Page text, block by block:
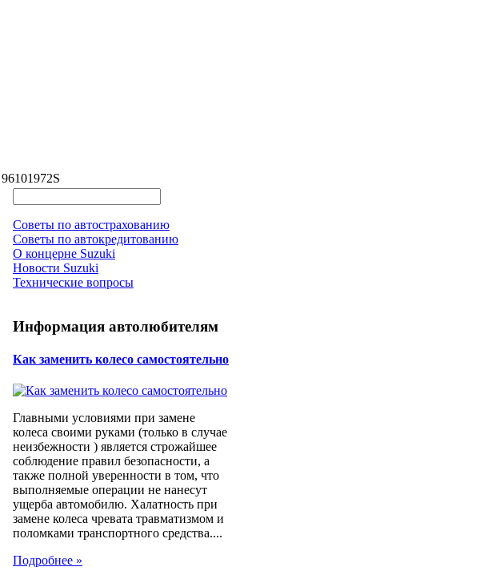
Советы по автострахованию
Советы по автокредитованию
О концерне Suzuki
Новости Suzuki
Технические вопросы
Информация автолюбителям
Как заменить колесо самостоятельно
Главными условиями при замене
колеса своими руками (только в случае
неизбежности ) является строжайшее
соблюдение правил безопасности, а
также полной уверенности в том, что
выполняемые операции не нанесут
ущерба автомобилю. Халатность при
замене колеса чревата травматизмом и
поломками транспортного средства....
Подробнее »